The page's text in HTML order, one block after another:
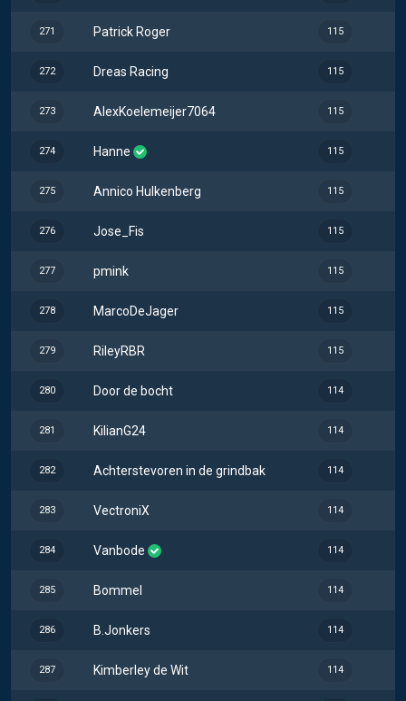
271 Patrick Roger 115
272 Dreas Racing 115
273 AlexKoelemeijer7064 115
274 Hanne 115
275 Annico Hulkenberg 115
276 Jose_Fis 115
277 pmink 115
278 MarcoDeJager 115
279 RileyRBR 115
280 Door de bocht 114
281 KilianG24 114
282 Achterstevoren in de grindbak 114
283 VectroniX 114
284 Vanbode 114
285 Bommel 114
286 B.Jonkers 114
287 Kimberley de Wit 114